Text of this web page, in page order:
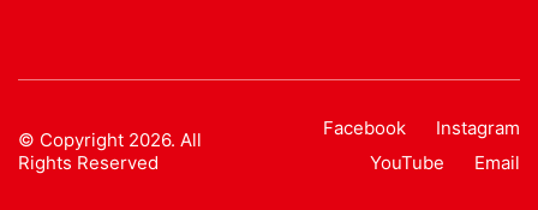
Facebook
Instagram
YouTube
Email
© Copyright 2026. All
Rights Reserved